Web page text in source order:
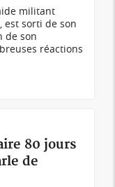
militant
est sorti de son
de son
réactions
80 jours
de